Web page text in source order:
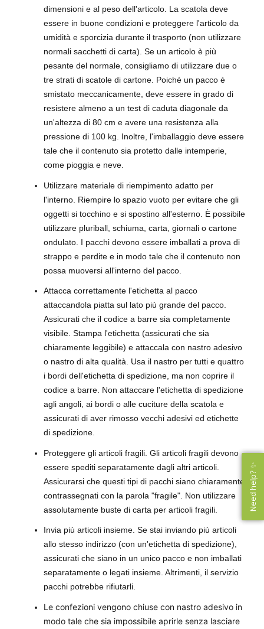
dimensioni e al peso dell'articolo. La scatola deve
essere in buone condizioni e proteggere l'articolo da
umidità e sporcizia durante il trasporto (non utilizzare
normali sacchetti di carta). Se un articolo è più
pesante del normale, consigliamo di utilizzare due o
tre strati di scatole di cartone. Poiché un pacco è
smistato meccanicamente, deve essere in grado di
resistere almeno a un test di caduta diagonale da
un'altezza di 80 cm e avere una resistenza alla
pressione di 100 kg. Inoltre, l'imballaggio deve essere
tale che il contenuto sia protetto dalle intemperie,
come pioggia e neve.
Utilizzare materiale di riempimento adatto per
l'interno. Riempire lo spazio vuoto per evitare che gli
oggetti si tocchino e si spostino all'esterno. È possibile
utilizzare pluriball, schiuma, carta, giornali o cartone
ondulato. I pacchi devono essere imballati a prova di
strappo e perdite e in modo tale che il contenuto non
possa muoversi all'interno del pacco.
Attacca correttamente l'etichetta al pacco
attaccandola piatta sul lato più grande del pacco.
Assicurati che il codice a barre sia completamente
visibile. Stampa l'etichetta (assicurati che sia
chiaramente leggibile) e attaccala con nastro adesivo
o nastro di alta qualità. Usa il nastro per tutti e quattro
i bordi dell'etichetta di spedizione, ma non coprire il
codice a barre. Non attaccare l'etichetta di spedizione
agli angoli, ai bordi o alle cuciture della scatola e
assicurati di aver rimosso vecchi adesivi ed etichette
di spedizione.
Proteggere gli articoli fragili. Gli articoli fragili devono
essere spediti separatamente dagli altri articoli.
Assicurarsi che questi tipi di pacchi siano chiaramente
contrassegnati con la parola "fragile". Non utilizzare
assolutamente buste di carta per articoli fragili.
Invia più articoli insieme. Se stai inviando più articoli
allo stesso indirizzo (con un'etichetta di spedizione),
assicurati che siano in un unico pacco e non imballati
separatamente o legati insieme. Altrimenti, il servizio
pacchi potrebbe rifiutarli.
Le confezioni vengono chiuse con nastro adesivo in
modo tale che sia impossibile aprirle senza lasciare
Need help? ✨
Need help? ✨